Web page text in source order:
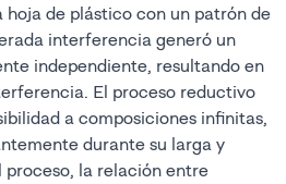
hoja de plástico con un patrón de
interferencia generó un
independiente, resultando en
El proceso reductivo
a composiciones infinitas,
durante su larga y
la relación entre